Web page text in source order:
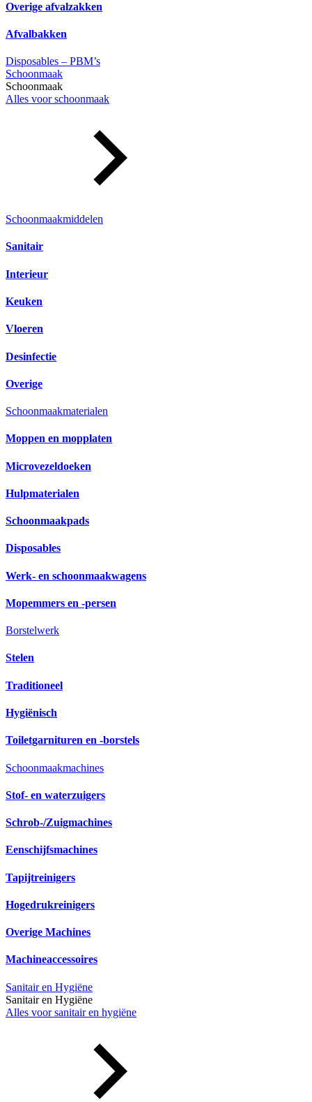
Overige afvalzakken
Afvalbakken
Disposables – PBM’s
Schoonmaak
Schoonmaak
Alles voor schoonmaak
Schoonmaakmiddelen
Sanitair
Interieur
Keuken
Vloeren
Desinfectie
Overige
Schoonmaakmaterialen
Moppen en mopplaten
Microvezeldoeken
Hulpmaterialen
Schoonmaakpads
Disposables
Werk- en schoonmaakwagens
Mopemmers en -persen
Borstelwerk
Stelen
Traditioneel
Hygiënisch
Toiletgarnituren en -borstels
Schoonmaakmachines
Stof- en waterzuigers
Schrob-/Zuigmachines
Eenschijfsmachines
Tapijtreinigers
Hogedrukreinigers
Overige Machines
Machineaccessoires
Sanitair en Hygiëne
Sanitair en Hygiëne
Alles voor sanitair en hygiëne